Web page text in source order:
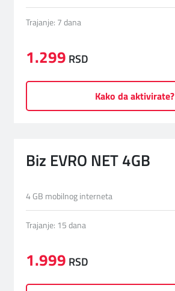
Trajanje: 7 dana
1.299 RSD
Kako da aktivirate?
Biz EVRO NET 4GB
4 GB mobilnog interneta
Trajanje: 15 dana
1.999 RSD